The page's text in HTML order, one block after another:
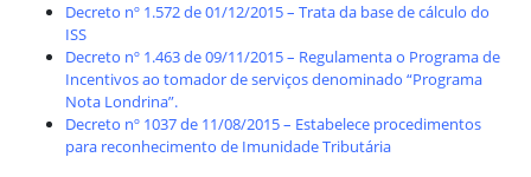
Decreto nº 1.572 de 01/12/2015 – Trata da base de cálculo do
ISS
Decreto nº 1.463 de 09/11/2015 – Regulamenta o Programa de
Incentivos ao tomador de serviços denominado “Programa
Nota Londrina”.
Decreto nº 1037 de 11/08/2015 – Estabelece procedimentos
para reconhecimento de Imunidade Tributária